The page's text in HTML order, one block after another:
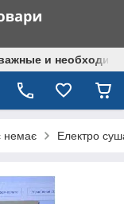
и
немає Електро